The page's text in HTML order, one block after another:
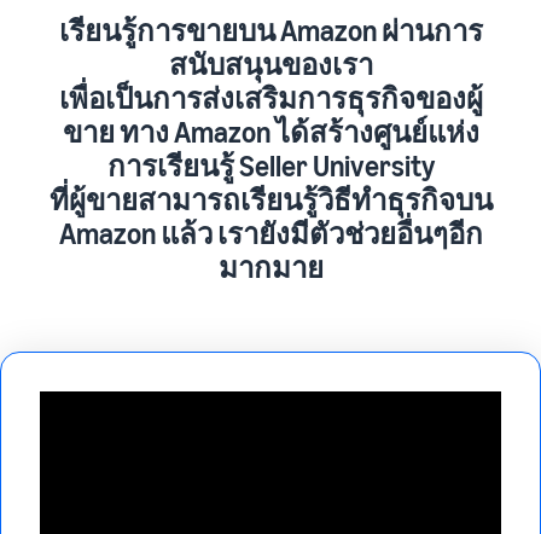
เรียนรู้การขายบน Amazon ผ่านการ
สนับสนุนของเรา
เพื่อเป็นการส่งเสริมการธุรกิจของผู้
ขาย ทาง Amazon ได้สร้างศูนย์แห่ง
การเรียนรู้ Seller University
ที่ผู้ขายสามารถเรียนรู้วิธีทำธุรกิจบน
Amazon แล้ว เรายังมีตัวช่วยอื่นๆอีก
มากมาย